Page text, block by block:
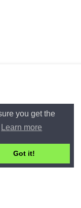
you get the
Learn more
Got it!